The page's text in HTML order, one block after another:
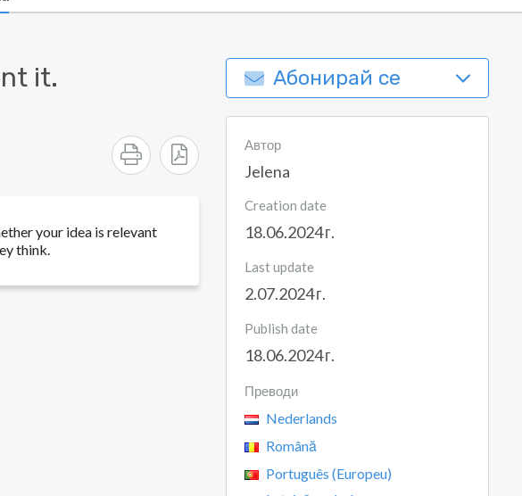
it.
your idea is relevant
think.
Абонирай се
Автор
Jelena
Creation date
18.06.2024 г.
Last update
2.07.2024 г.
Publish date
18.06.2024 г.
Преводи
Nederlands
Română
Português (Europeu)